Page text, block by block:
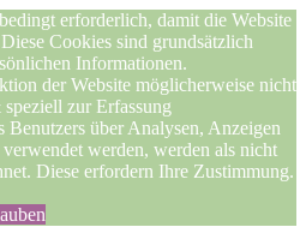
erforderlich, damit die Website
Cookies sind grundsätzlich
Informationen.
der Website möglicherweise nicht
zur Erfassung
Benutzers über Analysen, Anzeigen
werden, werden als nicht
Diese erfordern Ihre Zustimmung.